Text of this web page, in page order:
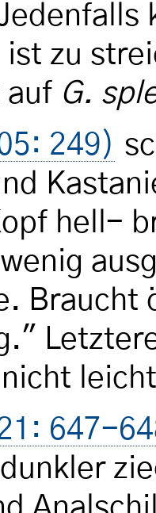
zu
auf G.
249)
hell-
Braucht
647-